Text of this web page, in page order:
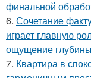
финальной
6. Сочетание
играет главную
ощущение
7. Квартира в